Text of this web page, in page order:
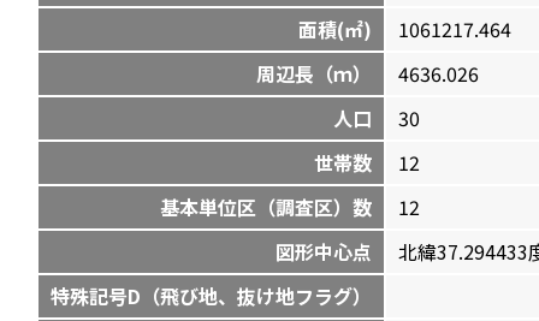
面積(㎡)
1061217.464
周辺長（ｍ）
4636.026
人口
30
世帯数
12
基本単位区（調査区）数
12
図形中心点
北緯37.294433
特殊記号D（飛び地、抜け地フラグ）